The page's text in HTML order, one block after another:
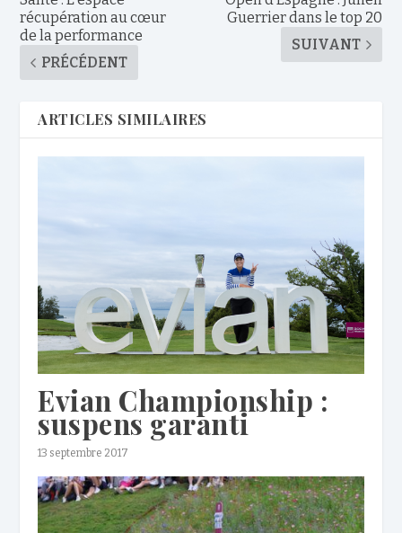
récupération au cœur
de la performance
PRÉCÉDENT
Guerrier dans le top 20
SUIVANT
ARTICLES SIMILAIRES
Evian Championship :
suspens garanti
13 septembre 2017